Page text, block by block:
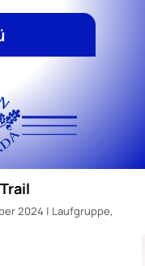
2024 | Laufgruppe,